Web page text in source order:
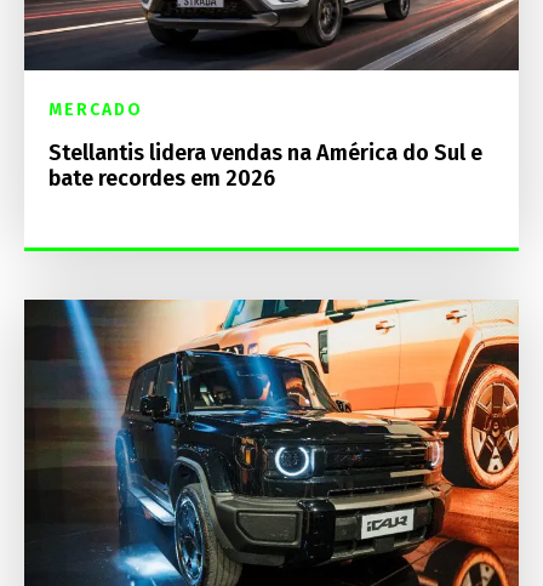
MERCADO
Stellantis lidera vendas na América do Sul e
bate recordes em 2026